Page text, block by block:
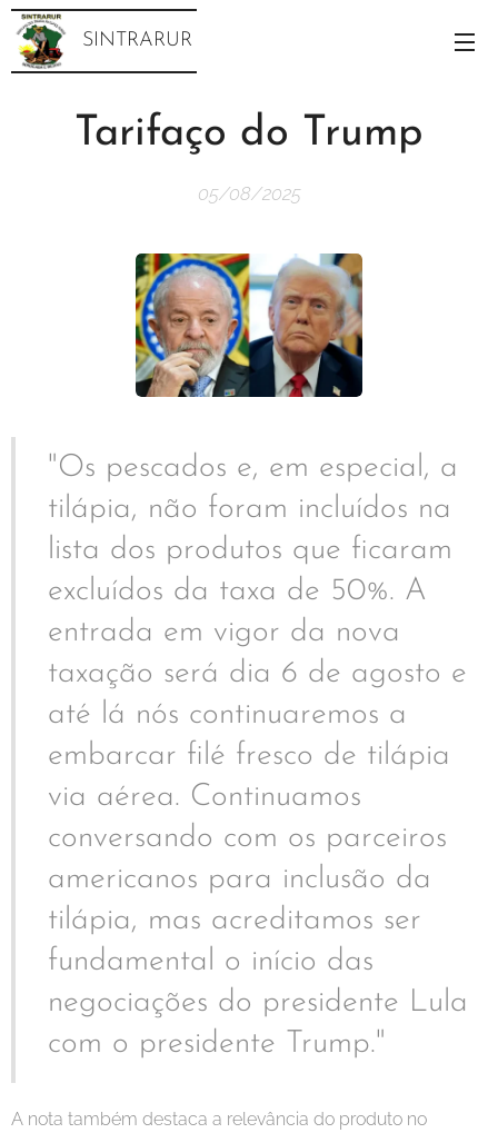
SINTRARUR
Tarifaço do Trump
05/08/2025
"Os pescados e, em especial, a
tilápia, não foram incluídos na
lista dos produtos que ficaram
excluídos da taxa de 50%. A
entrada em vigor da nova
taxação será dia 6 de agosto e
até lá nós continuaremos a
embarcar filé fresco de tilápia
via aérea. Continuamos
conversando com os parceiros
americanos para inclusão da
tilápia, mas acreditamos ser
fundamental o início das
negociações do presidente Lula
com o presidente Trump."
A nota também destaca a relevância do produto no